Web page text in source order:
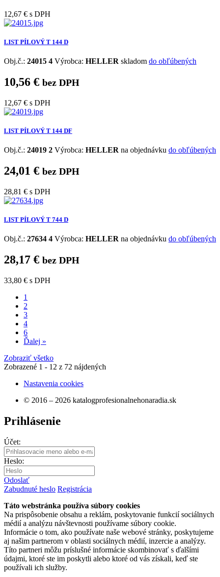
12,67 € s DPH
LIST PÍLOVÝ T 144 D
Obj.č.: 24015 4 Výrobca: HELLER skladom do obľúbených
10,56 € bez DPH
12,67 € s DPH
LIST PÍLOVÝ T 144 DF
Obj.č.: 24019 2 Výrobca: HELLER na objednávku do obľúbených
24,01 € bez DPH
28,81 € s DPH
LIST PÍLOVÝ T 744 D
Obj.č.: 27634 4 Výrobca: HELLER na objednávku do obľúbených
28,17 € bez DPH
33,80 € s DPH
1
2
3
4
6
Ďalej »
Zobraziť všetko
Zobrazené 1 - 12 z 72 nájdených
Nastavenia cookies
© 2016 – 2026 katalogprofesionalnehonaradia.sk
Prihlásenie
Účet:
Heslo:
Odoslať
Zabudnuté heslo Registrácia
Táto webstránka používa súbory cookies
Na prispôsobenie obsahu a reklám, poskytovanie funkcií sociálnych
médií a analýzu návštevnosti používame súbory cookie.
Informácie o tom, ako používate naše webové stránky, poskytujeme
aj našim partnerom v oblasti sociálnych médií, inzercie a analýzy.
Títo partneri môžu príslušné informácie skombinovať s ďalšími
údajmi, ktoré ste im poskytli alebo ktoré od vás získali, keď ste
používali ich služby.